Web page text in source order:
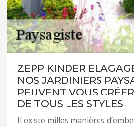
ZEPP KINDER
NOS JARDINIERS
PEUVENT VOUS
DE TOUS LES STYLES
Il existe milles manières